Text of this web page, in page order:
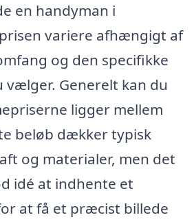
en handyman i
variere afhængigt af
og den specifikke
Generelt kan du
ligger mellem
beløb dækker typisk
og materialer, men det
idé at indhente et
at få et præcist billede